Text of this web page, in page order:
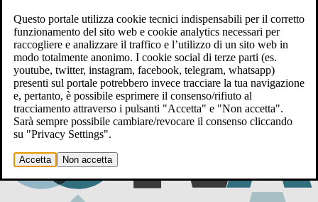
Questo portale utilizza cookie tecnici indispensabili per il corretto
funzionamento del sito web e cookie analytics necessari per
raccogliere e analizzare il traffico e l’utilizzo di un sito web in
modo totalmente anonimo. I cookie social di terze parti (es.
youtube, twitter, instagram, facebook, telegram, whatsapp)
presenti sul portale potrebbero invece tracciare la tua navigazione
e, pertanto, è possibile esprimere il consenso/rifiuto al
tracciamento attraverso i pulsanti "Accetta" e "Non accetta".
Sarà sempre possibile cambiare/revocare il consenso cliccando
su "Privacy Settings".
Accetta Non accetta